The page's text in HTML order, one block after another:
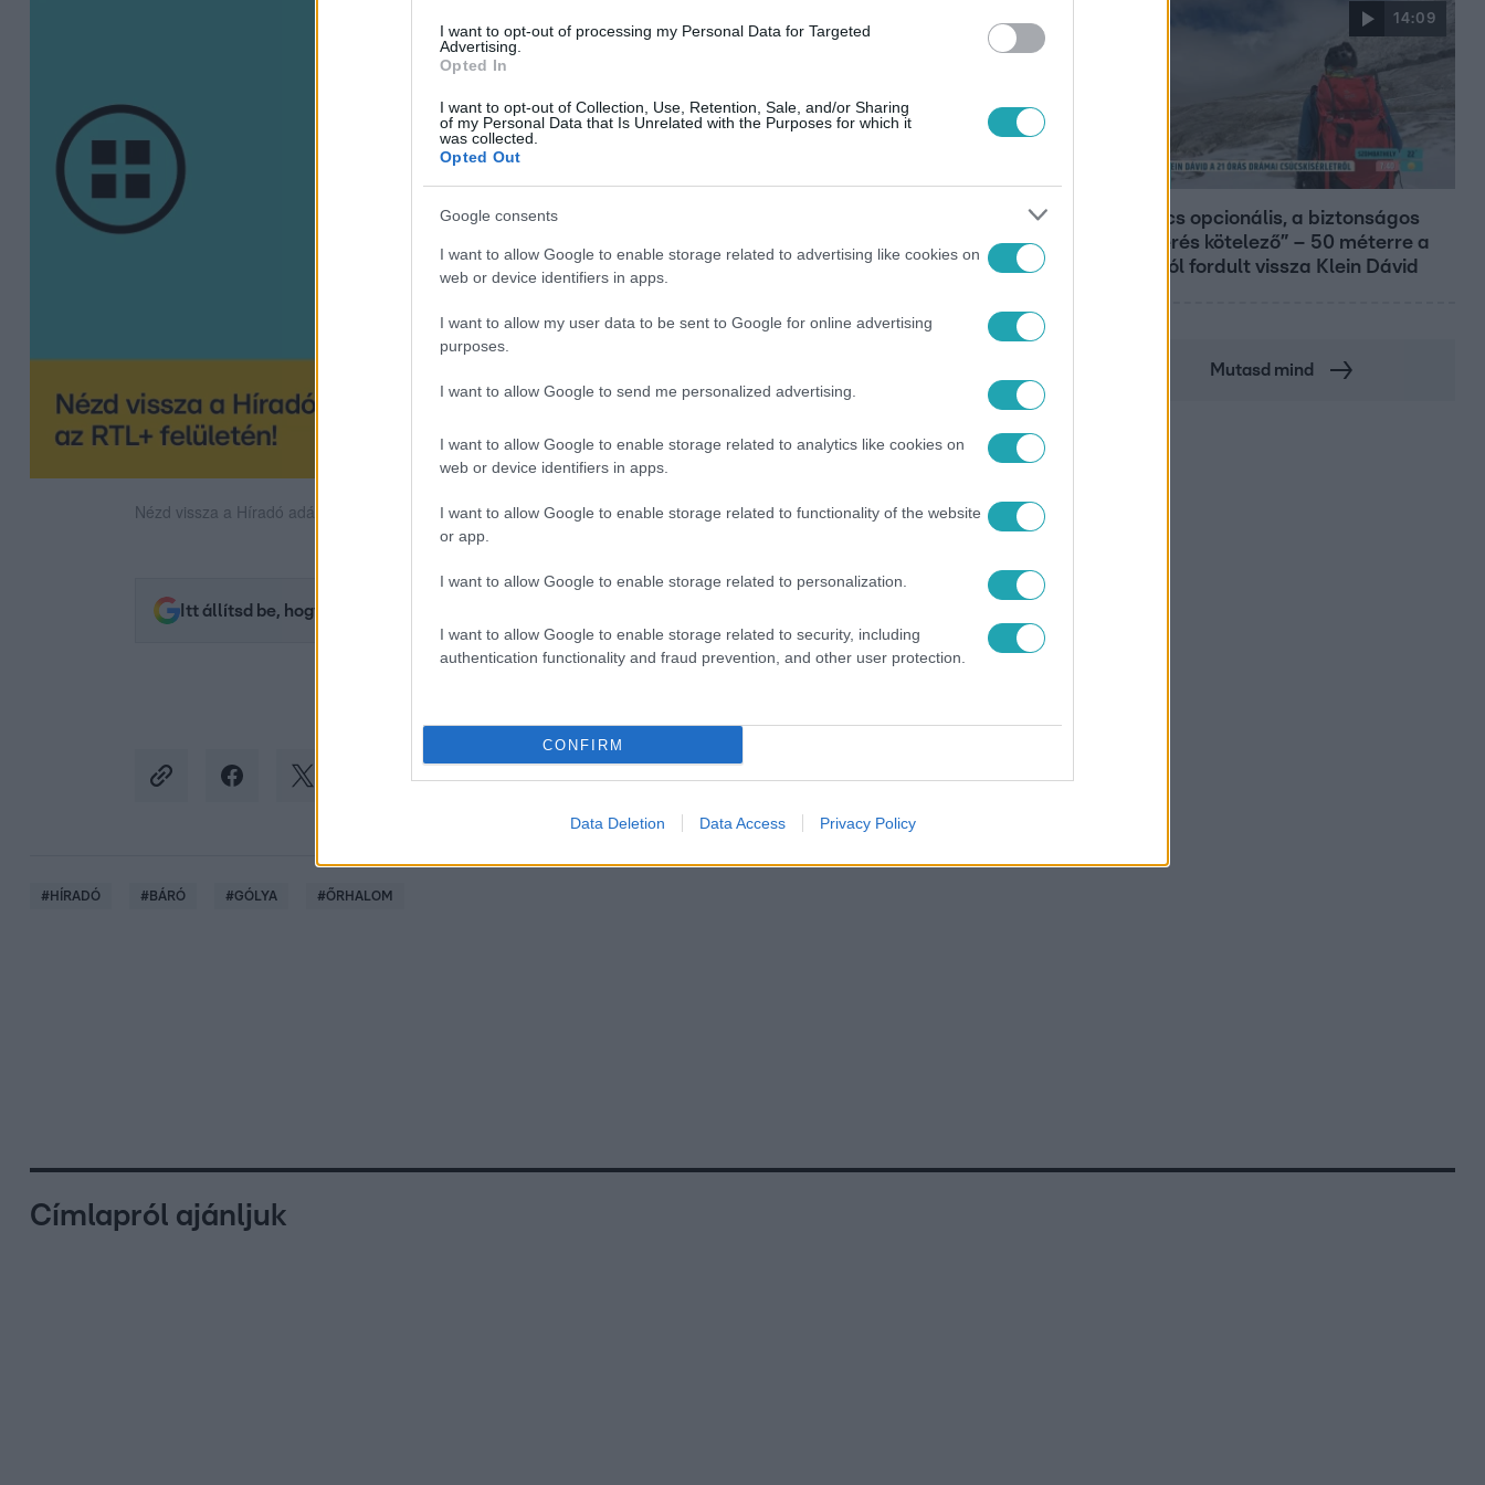
I want to opt-out of processing my Personal Data for Targeted
Advertising.
Opted In
I want to opt-out of Collection, Use, Retention, Sale, and/or Sharing
of my Personal Data that Is Unrelated with the Purposes for which it
was collected.
Opted Out
Google consents
I want to allow Google to enable storage related to advertising like cookies on
web or device identifiers in apps.
I want to allow my user data to be sent to Google for online advertising
purposes.
I want to allow Google to send me personalized advertising.
I want to allow Google to enable storage related to analytics like cookies on
web or device identifiers in apps.
I want to allow Google to enable storage related to functionality of the website
or app.
I want to allow Google to enable storage related to personalization.
I want to allow Google to enable storage related to security, including
authentication functionality and fraud prevention, and other user protection.
CONFIRM
Data Deletion Data Access Privacy Policy
Nézd vissza a Híradó adásait az RTL+ felületén!
Itt állítsd be, hogy az RTL.hu az elsők között legyen a Google-találatokban!
#HÍRADÓ #BÁRÓ #GÓLYA #ŐRHALOM
14:09
„A csúcs opcionális, a biztonságos
hazatérés kötelező” – 50 méterre a
csúcstól fordult vissza Klein Dávid
Mutasd mind
Címlapról ajánljuk